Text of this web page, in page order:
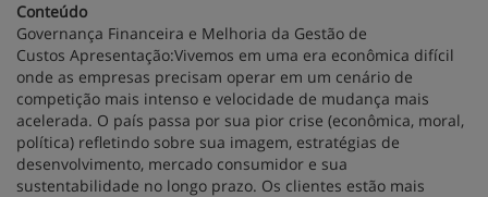
Conteúdo
Governança Financeira e Melhoria da Gestão de
Custos Apresentação:Vivemos em uma era econômica difícil
onde as empresas precisam operar em um cenário de
competição mais intenso e velocidade de mudança mais
acelerada. O país passa por sua pior crise (econômica, moral,
política) refletindo sobre sua imagem, estratégias de
desenvolvimento, mercado consumidor e sua
sustentabilidade no longo prazo. Os clientes estão mais